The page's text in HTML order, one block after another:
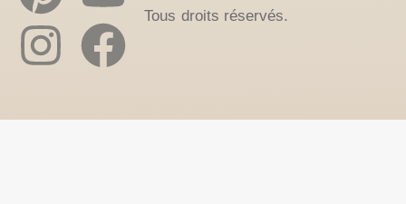
Tous droits réservés.